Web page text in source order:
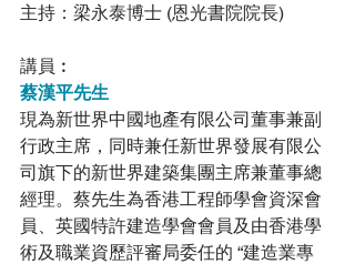
主持：​梁永泰博士 (恩光書院院長)
講員︰
蔡漢平先生
現為新世界中國地產有限公司董事兼副
行政主席，同時兼任新世界發展有限公
司旗下的新世界建築集團主席兼董事總
經理。蔡先生為香港工程師學會資深會
員、英國特許建造學會會員及由香港學
術及職業資歷評審局委任的 “建造業專